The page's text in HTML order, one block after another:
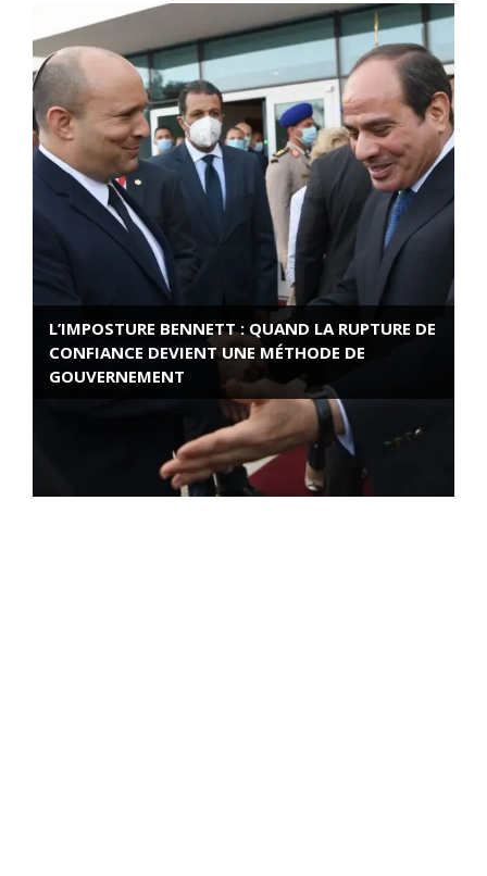
L’IMPOSTURE BENNETT : QUAND LA RUPTURE DE
CONFIANCE DEVIENT UNE MÉTHODE DE
GOUVERNEMENT
ROSE VALLAND, HEROÏNE DE LA RESISTANCE